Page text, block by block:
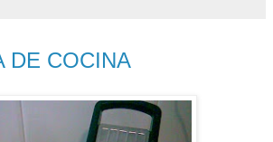
DE COCINA